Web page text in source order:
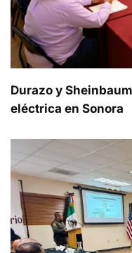
Durazo y
eléctrica en Sonora